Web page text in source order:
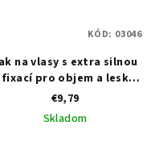
na vlasy s extra silnou
fixací pro objem a lesk
Black Extra Strong
Hairspray 750 ml
€9,79
Skladom
KÓD: 03046